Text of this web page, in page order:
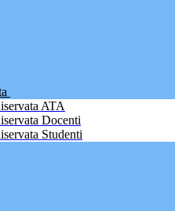
ATA
Docenti
Studenti